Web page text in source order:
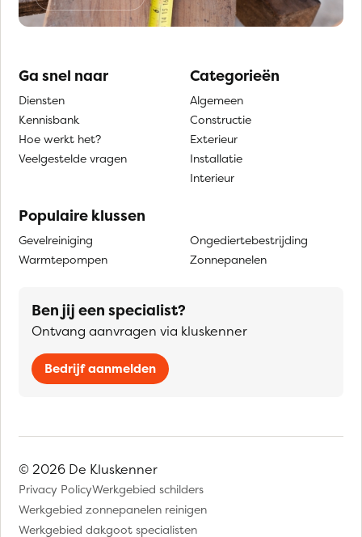
Ga snel naar
Diensten
Kennisbank
Hoe werkt het?
Veelgestelde vragen
Categorieën
Algemeen
Constructie
Exterieur
Installatie
Interieur
Populaire klussen
Gevelreiniging
Warmtepompen
Ongediertebestrijding
Zonnepanelen
Ben jij een specialist?
Ontvang aanvragen via kluskenner
Bedrijf aanmelden
© 2026 De Kluskenner
Privacy PolicyWerkgebied schilders
Werkgebied zonnepanelen reinigen
Werkgebied dakgoot specialisten